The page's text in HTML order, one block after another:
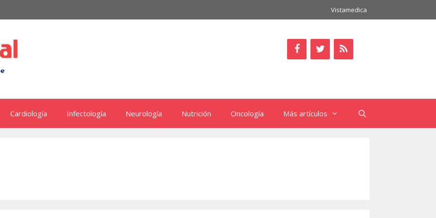
Vistamedica
Cardiología Infectología Neurología Nutrición Oncología Más artículos